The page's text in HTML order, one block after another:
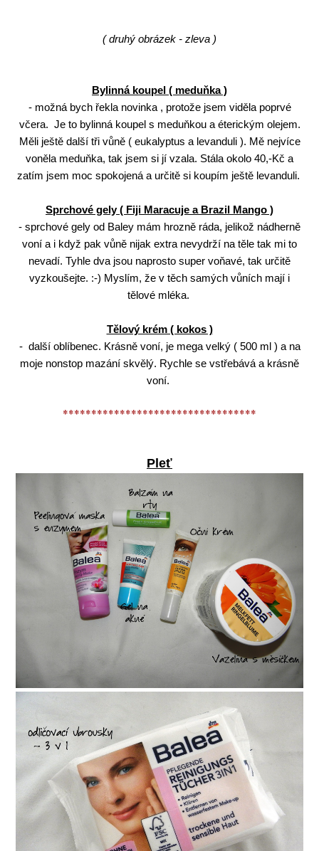
( druhý obrázek - zleva )
Bylinná koupel ( meduňka )
- možná bych řekla novinka , protože jsem viděla poprvé
včera. Je to bylinná koupel s meduňkou a éterickým olejem.
Měli ještě další tři vůně ( eukalyptus a levanduli ). Mě nejvíce
voněla meduňka, tak jsem si jí vzala. Stála okolo 40,-Kč a
zatím jsem moc spokojená a určitě si koupím ještě levanduli.
Sprchové gely ( Fiji Maracuje a Brazil Mango )
- sprchové gely od Baley mám hrozně ráda, jelikož nádherně
voní a i když pak vůně nijak extra nevydrží na těle tak mi to
nevadí. Tyhle dva jsou naprosto super voňavé, tak určitě
vyzkoušejte. :-) Myslím, že v těch samých vůních mají i
tělové mléka.
Tělový krém ( kokos )
- další oblíbenec. Krásně voní, je mega velký ( 500 ml ) a na
moje nonstop mazání skvělý. Rychle se vstřebává a krásně
voní.
**********************************
Pleť